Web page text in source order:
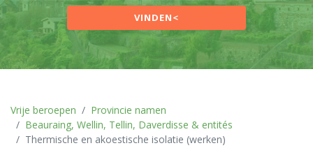
VINDEN<
Vrije beroepen
Provincie namen
Beauraing, Wellin, Tellin, Daverdisse & entités
Thermische en akoestische isolatie (werken)